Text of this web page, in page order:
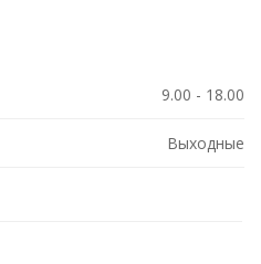
9.00 - 18.00
Выходные